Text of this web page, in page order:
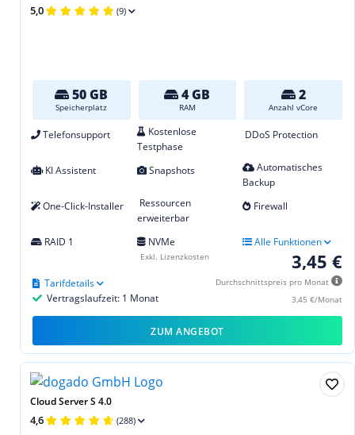
5,0 (9)
50 GB
Speicherplatz
4 GB
RAM
2
Anzahl vCore
Telefonsupport
Kostenlose
Testphase
DDoS Protection
KI Assistent Snapshots
Automatisches
Backup
One-Click-Installer
Ressourcen
erweiterbar
Firewall
RAID 1 NVMe Alle Funktionen
3,45 €
Durchschnittspreis pro Monat
3,45 €/Monat
Vertragslaufzeit: 1 Monat
Tarifdetails
Exkl. Lizenzkosten
ZUM ANGEBOT
Cloud Server S 4.0
4,6 (288)